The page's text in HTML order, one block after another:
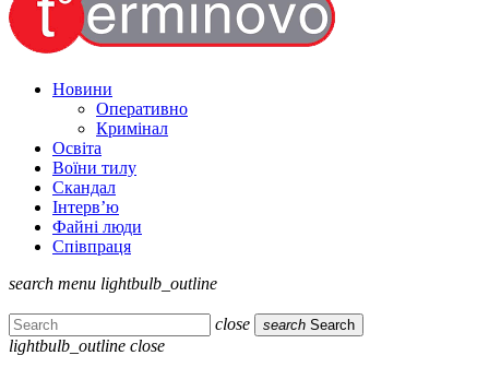
Новини
Оперативно
Кримінал
Освіта
Воїни тилу
Скандал
Інтерв’ю
Файні люди
Співпраця
search menu lightbulb_outline
close search Search
lightbulb_outline close